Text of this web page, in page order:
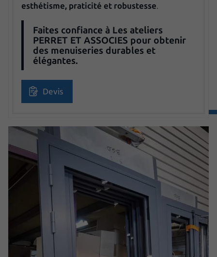
esthétisme, praticité et robustesse.
Faites confiance à Les ateliers
PERRET ET ASSOCIES pour obtenir
des menuiseries durables et
élégantes.
Devis